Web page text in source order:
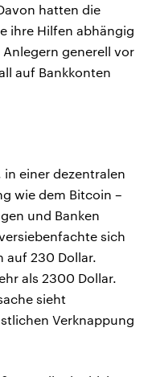
hatten die
ihre Hilfen abhängig
generell vor
auf Bankkonten
einer dezentralen
wie dem Bitcoin –
und Banken
sich
auf 230 Dollar.
als 2300 Dollar.
sieht
Verknappung